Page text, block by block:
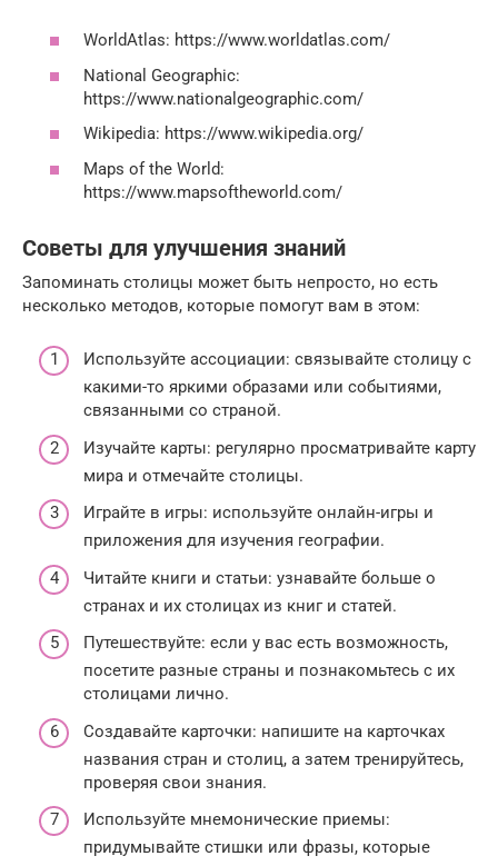
WorldAtlas: https://www.worldatlas.com/
National Geographic:
https://www.nationalgeographic.com/
Wikipedia: https://www.wikipedia.org/
Maps of the World:
https://www.mapsoftheworld.com/
Советы для улучшения знаний
Запоминать столицы может быть непросто, но есть
несколько методов, которые помогут вам в этом:
Используйте ассоциации: связывайте столицу с
какими-то яркими образами или событиями,
связанными со страной.
Изучайте карты: регулярно просматривайте карту
мира и отмечайте столицы.
Играйте в игры: используйте онлайн-игры и
приложения для изучения географии.
Читайте книги и статьи: узнавайте больше о
странах и их столицах из книг и статей.
Путешествуйте: если у вас есть возможность,
посетите разные страны и познакомьтесь с их
столицами лично.
Создавайте карточки: напишите на карточках
названия стран и столиц, а затем тренируйтесь,
проверяя свои знания.
Используйте мнемонические приемы:
придумывайте стишки или фразы, которые